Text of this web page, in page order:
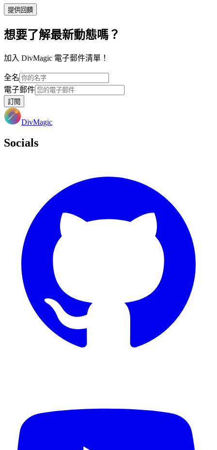
提供回饋
想要了解最新動態嗎？
加入 DivMagic 電子郵件清單！
全名
電子郵件
訂閱
DivMagic
Socials